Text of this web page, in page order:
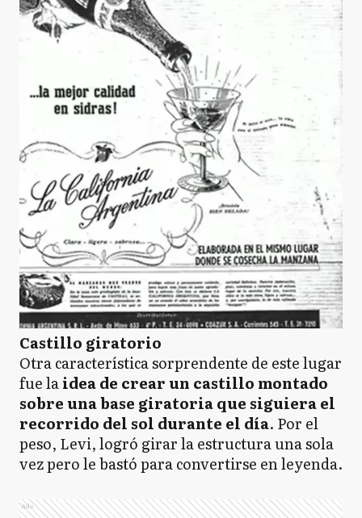
Castillo giratorio
Otra característica sorprendente de este lugar
fue laidea de crear un castillo montado
sobre una base giratoria que siguiera el
recorrido del sol durante el día. Por el
peso, Levi, logró girar la estructura una sola
vez pero le bastó para convertirse en leyenda.
Ads